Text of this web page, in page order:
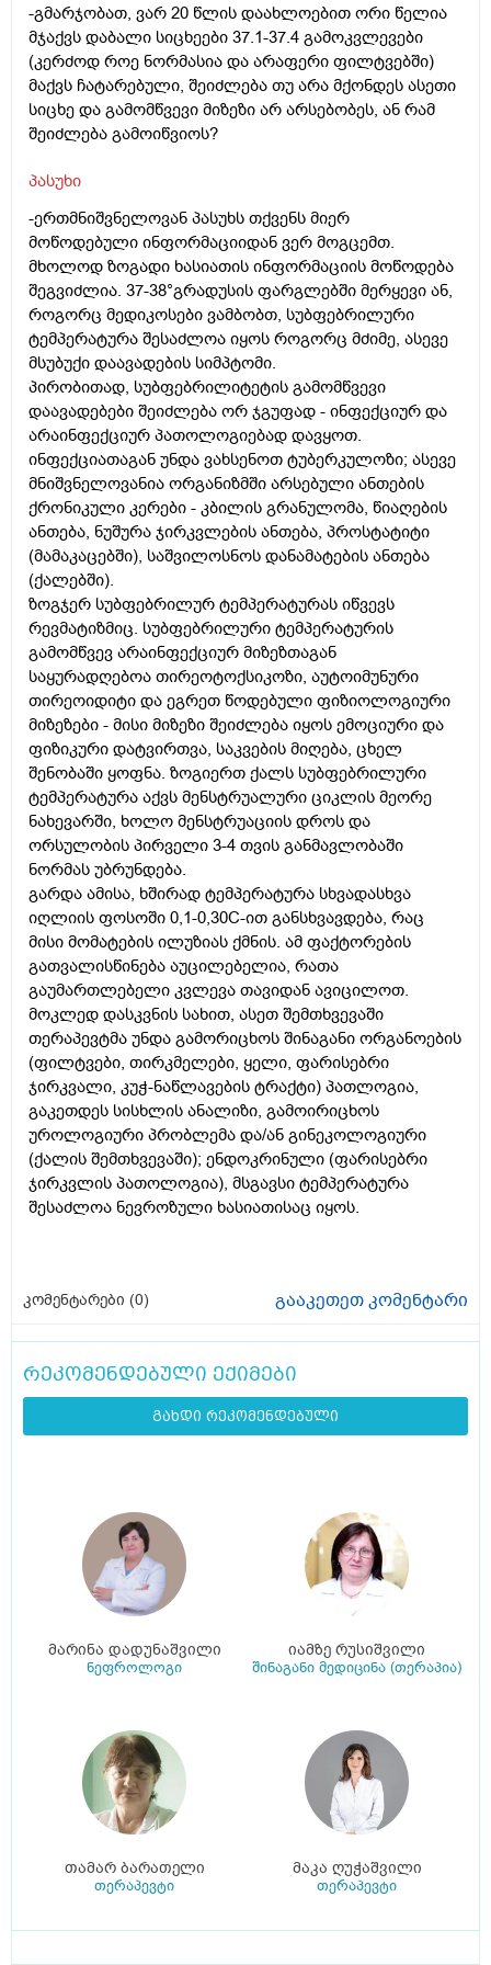
-გმარჯობათ, ვარ 20 წლის დაახლოებით ორი წელია
მჯაქვს დაბალი სიცხეები 37.1-37.4 გამოკვლევები
(კერძოდ როე ნორმასია და არაფერი ფილტვებში)
მაქვს ჩატარებული, შეიძლება თუ არა მქონდეს ასეთი
სიცხე და გამომწვევი მიზეზი არ არსებობეს, ან რამ
შეიძლება გამოიწვიოს?
პასუხი
-ერთმნიშვნელოვან პასუხს თქვენს მიერ
მოწოდებული ინფორმაციიდან ვერ მოგცემთ.
მხოლოდ ზოგადი ხასიათის ინფორმაციის მოწოდება
შეგვიძლია. 37-38°გრადუსის ფარგლებში მერყევი ან,
როგორც მედიკოსები ვამბობთ, სუბფებრილური
ტემპერატურა შესაძლოა იყოს როგორც მძიმე, ასევე
მსუბუქი დაავადების სიმპტომი.
პირობითად, სუბფებრილიტეტის გამომწვევი
დაავადებები შეიძლება ორ ჯგუფად - ინფექციურ და
არაინფექციურ პათოლოგიებად დავყოთ.
ინფექციათაგან უნდა ვახსენოთ ტუბერკულოზი; ასევე
მნიშვნელოვანია ორგანიზმში არსებული ანთების
ქრონიკული კერები - კბილის გრანულომა, წიაღების
ანთება, ნუშურა ჯირკვლების ანთება, პროსტატიტი
(მამაკაცებში), საშვილოსნოს დანამატების ანთება
(ქალებში).
ზოგჯერ სუბფებრილურ ტემპერატურას იწვევს
რევმატიზმიც. სუბფებრილური ტემპერატურის
გამომწვევ არაინფექციურ მიზეზთაგან
საყურადღებოა თირეოტოქსიკოზი, აუტოიმუნური
თირეოიდიტი და ეგრეთ წოდებული ფიზიოლოგიური
მიზეზები - მისი მიზეზი შეიძლება იყოს ემოციური და
ფიზიკური დატვირთვა, საკვების მიღება, ცხელ
შენობაში ყოფნა. ზოგიერთ ქალს სუბფებრილური
ტემპერატურა აქვს მენსტრუალური ციკლის მეორე
ნახევარში, ხოლო მენსტრუაციის დროს და
ორსულობის პირველი 3-4 თვის განმავლობაში
ნორმას უბრუნდება.
გარდა ამისა, ხშირად ტემპერატურა სხვადასხვა
იღლიის ფოსოში 0,1-0,30C-ით განსხვავდება, რაც
მისი მომატების ილუზიას ქმნის. ამ ფაქტორების
გათვალისწინება აუცილებელია, რათა
გაუმართლებელი კვლევა თავიდან ავიცილოთ.
მოკლედ დასკვნის სახით, ასეთ შემთხვევაში
თერაპევტმა უნდა გამორიცხოს შინაგანი ორგანოების
(ფილტვები, თირკმელები, ყელი, ფარისებრი
ჯირკვალი, კუჭ-ნაწლავების ტრაქტი) პათლოგია,
გაკეთდეს სისხლის ანალიზი, გამოირიცხოს
უროლოგიური პრობლემა და/ან გინეკოლოგიური
(ქალის შემთხვევაში); ენდოკრინული (ფარისებრი
ჯირკვლის პათოლოგია), მსგავსი ტემპერატურა
შესაძლოა ნევროზული ხასიათისაც იყოს.
კომენტარები (0) გააკეთეთ კომენტარი
რეკომენდებული ექიმები
გახდი რეკომენდებული
მარინა დადუნაშვილი
ნეფროლოგი
იამზე რუსიშვილი
შინაგანი მედიცინა (თერაპია)
თამარ ბარათელი
თერაპევტი
მაკა ღუჭაშვილი
თერაპევტი